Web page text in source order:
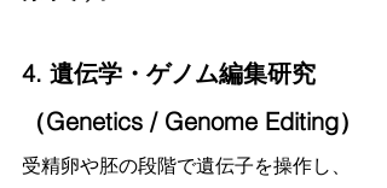
4. 遺伝学・ゲノム編集研究
（Genetics / Genome Editing）
受精卵や胚の段階で遺伝子を操作し、